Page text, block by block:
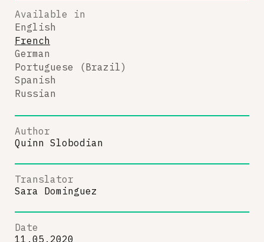
Available in
English
French
German
Portuguese (Brazil)
Spanish
Russian
Author
Quinn Slobodian
Translator
Sara Dominguez
Date
11.05.2020